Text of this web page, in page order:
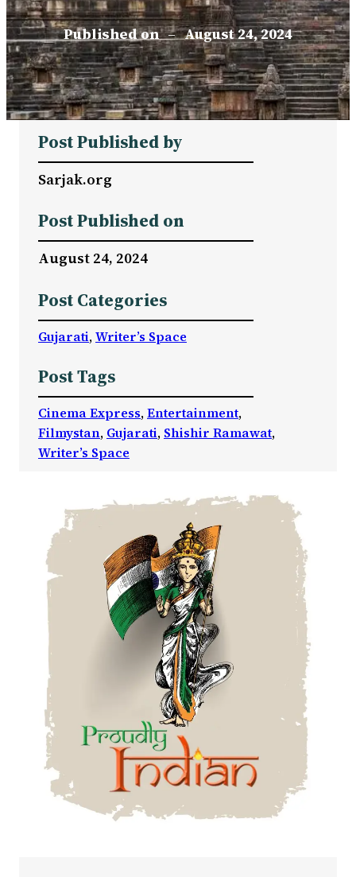
Published on – August 24, 2024
Post Published by
Sarjak.org
Post Published on
August 24, 2024
Post Categories
Gujarati, Writer’s Space
Post Tags
Cinema Express, Entertainment
Filmystan, Gujarati, Shishir Ramawat
Writer’s Space